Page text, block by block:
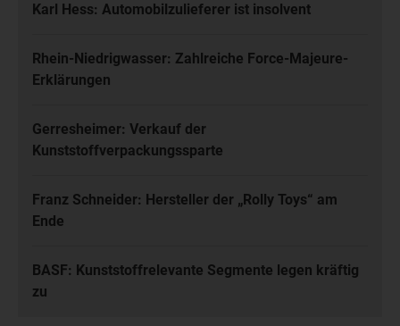
Karl Hess: Automobilzulieferer ist insolvent
Rhein-Niedrigwasser: Zahlreiche Force-Majeure-
Erklärungen
Gerresheimer: Verkauf der
Kunststoffverpackungssparte
Franz Schneider: Hersteller der „Rolly Toys“ am
Ende
BASF: Kunststoffrelevante Segmente legen kräftig
zu